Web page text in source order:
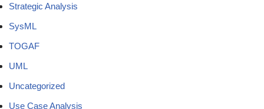
Strategic Analysis
SysML
TOGAF
UML
Uncategorized
Use Case Analysis